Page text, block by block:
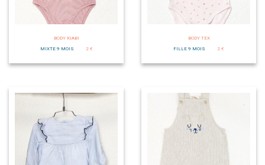
BODY KIABI
MIXTE 9 MOIS
2 €
BODY TEX
FILLE 9 MOIS
2 €